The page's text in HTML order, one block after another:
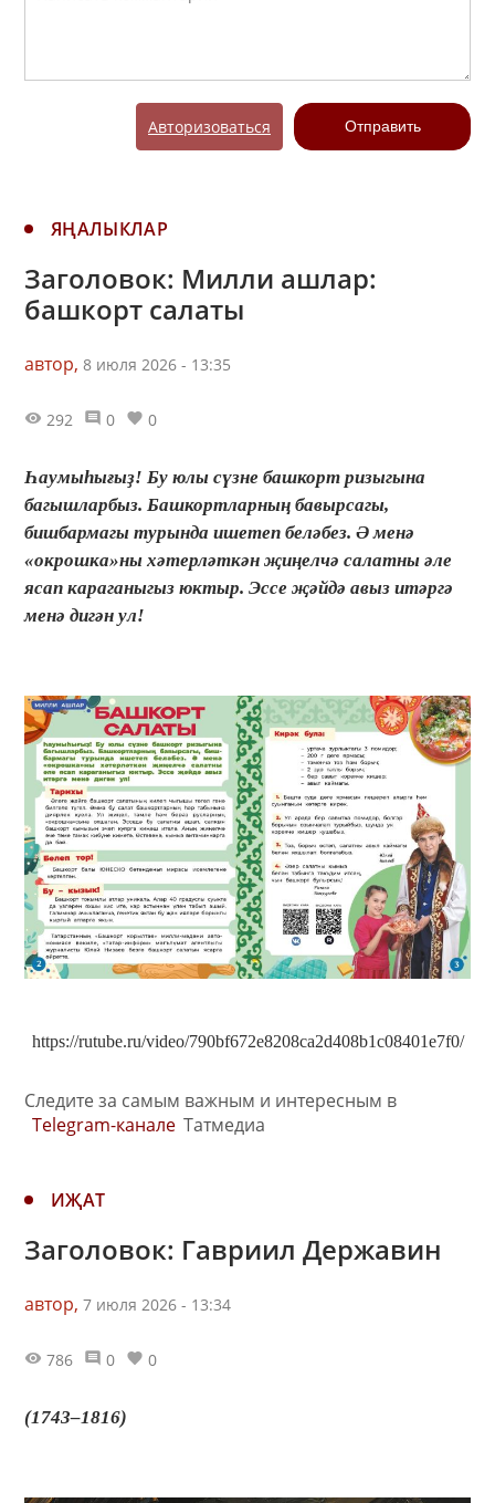
Авторизоваться Отправить
ЯҢАЛЫКЛАР
Заголовок: Милли ашлар:
башкорт салаты
автор, 8 июля 2026 - 13:35
292 0 0
Һаумыһығыҙ! Бу юлы сүзне башкорт ризыгына
багышларбыз. Башкортларның бавырсагы,
бишбармагы турында ишетеп беләбез. Ә менә
«окрошка»ны хәтерләткән җиңелчә салатны әле
ясап караганыгыз юктыр. Эссе җәйдә авыз итәргә
менә дигән ул!
https://rutube.ru/video/790bf672e8208ca2d408b1c08401e7f0/
Следите за самым важным и интересным в
Telegram-канале Татмедиа
ИҖАТ
Заголовок: Гавриил Державин
автор, 7 июля 2026 - 13:34
786 0 0
(1743–1816)